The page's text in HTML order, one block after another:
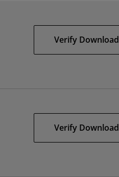
Verify Download
Verify Download